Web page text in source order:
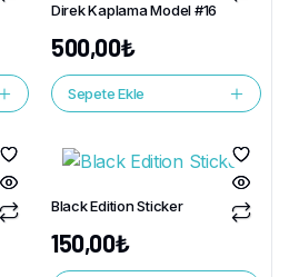
Direk Kaplama Model #16
500,00₺
Sepete Ekle
Black Edition Sticker
150,00₺